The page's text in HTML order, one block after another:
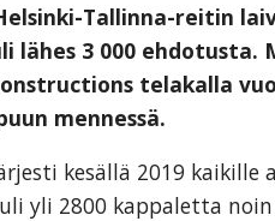
Tallinna-reitin
lähes 3 000 ehdotusta.
telakalla
mennessä.
kesällä 2019
yli 2800 kappaletta